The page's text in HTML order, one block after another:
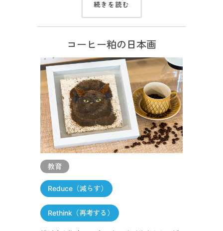
続きを読む
コーヒー粕の日本画
教育
Reduce（減らす）
Rethink（再考する）